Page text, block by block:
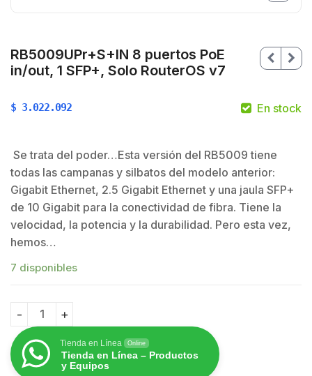
RB5009UPr+S+IN 8 puertos PoE
in/out, 1 SFP+, Solo RouterOS v7
$ $
$ 3.022.092 En stock
Se trata del poder…Esta versión del RB5009 tiene
todas las campanas y silbatos del modelo anterior:
Gigabit Ethernet, 2.5 Gigabit Ethernet y una jaula SFP+
de 10 Gigabit para la conectividad de fibra. Tiene la
velocidad, la potencia y la durabilidad. Pero esta vez,
hemos…
7 disponibles
RB5009UPr+S+IN 8 puertos PoE in/out, 1 SFP+, Solo
Tienda en Línea Online
Tienda en Línea – Productos
y Equipos